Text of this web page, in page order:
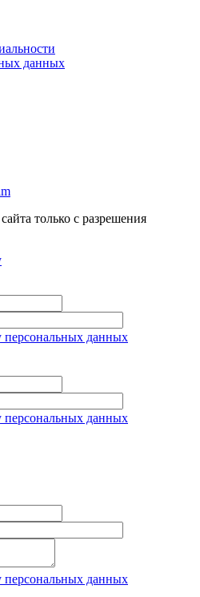
данных
только с разрешения
персональных данных
персональных данных
персональных данных